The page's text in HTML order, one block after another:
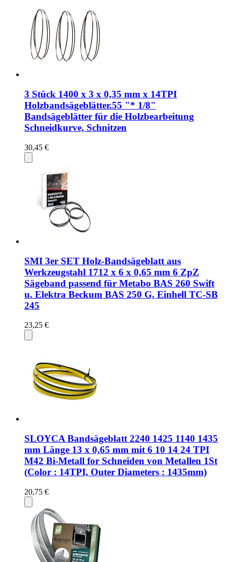
3 Stück 1400 x 3 x 0,35 mm x 14TPI
Holzbandsägeblätter.55 "* 1/8"
Bandsägeblätter für die Holzbearbeitung
Schneidkurve, Schnitzen
30,45 €
SMI 3er SET Holz-Bandsägeblatt aus
Werkzeugstahl 1712 x 6 x 0,65 mm 6 ZpZ
Sägeband passend für Metabo BAS 260 Swift
u. Elektra Beckum BAS 250 G, Einhell TC-SB
245
23,25 €
SLOYCA Bandsägeblatt 2240 1425 1140 1435
mm Länge 13 x 0,65 mm mit 6 10 14 24 TPI
M42 Bi-Metall for Schneiden von Metallen 1St
(Color : 14TPI, Outer Diameters : 1435mm)
20,75 €